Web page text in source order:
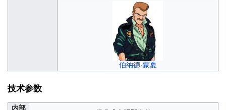
伯纳德·蒙夏
技术参数
内部